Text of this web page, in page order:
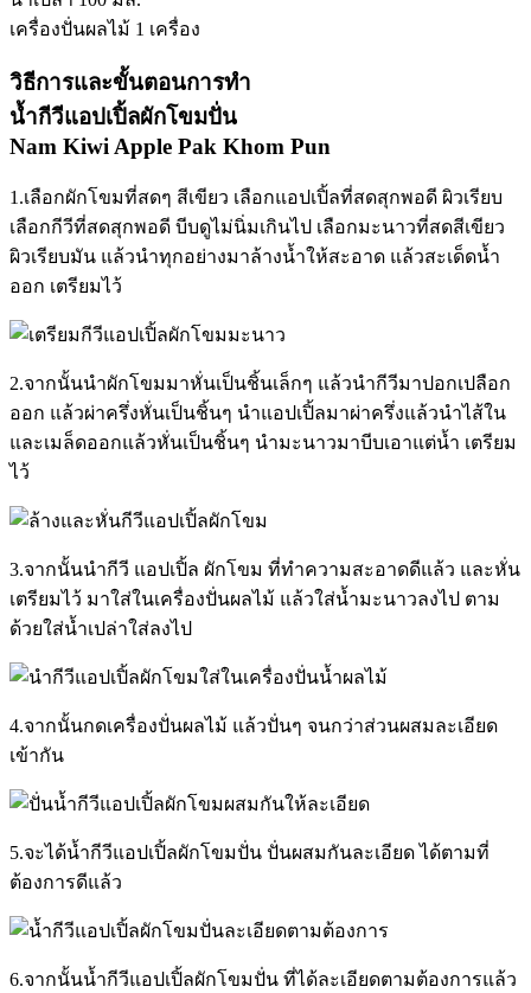
เครื่องปั่นผลไม้ 1 เครื่อง
วิธีการและขั้นตอนการทำ
น้ำกีวีแอปเปิ้ลผักโขมปั่น
Nam Kiwi Apple Pak Khom Pun
1.เลือกผักโขมที่สดๆ สีเขียว เลือกแอปเปิ้ลที่สดสุกพอดี ผิวเรียบ
เลือกกีวีที่สดสุกพอดี บีบดูไม่นิ่มเกินไป เลือกมะนาวที่สดสีเขียว
ผิวเรียบมัน แล้วนำทุกอย่างมาล้างน้ำให้สะอาด แล้วสะเด็ดน้ำ
ออก เตรียมไว้
2.จากนั้นนำผักโขมมาหั่นเป็นชิ้นเล็กๆ แล้วนำกีวีมาปอกเปลือก
ออก แล้วผ่าครึ่งหั่นเป็นชิ้นๆ นำแอปเปิ้ลมาผ่าครึ่งแล้วนำไส้ใน
และเมล็ดออกแล้วหั่นเป็นชิ้นๆ นำมะนาวมาบีบเอาแต่น้ำ เตรียม
ไว้
3.จากนั้นนำกีวี แอปเปิ้ล ผักโขม ที่ทำความสะอาดดีแล้ว และหั่น
เตรียมไว้ มาใส่ในเครื่องปั่นผลไม้ แล้วใส่น้ำมะนาวลงไป ตาม
ด้วยใส่น้ำเปล่าใส่ลงไป
4.จากนั้นกดเครื่องปั่นผลไม้ แล้วปั่นๆ จนกว่าส่วนผสมละเอียด
เข้ากัน
5.จะได้น้ำกีวีแอปเปิ้ลผักโขมปั่น ปั่นผสมกันละเอียด ได้ตามที่
ต้องการดีแล้ว
6.จากนั้นน้ำกีวีแอปเปิ้ลผักโขมปั่น ที่ได้ละเอียดตามต้องการแล้ว